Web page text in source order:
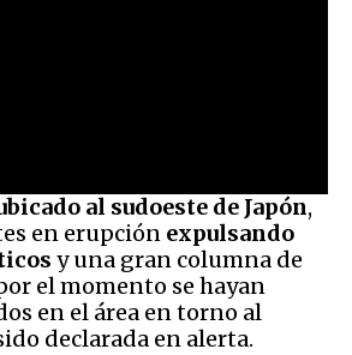
al sudoeste de Japón,
en erupción expulsando
y una gran columna de
el momento se hayan
en el área en torno al
declarada en alerta.